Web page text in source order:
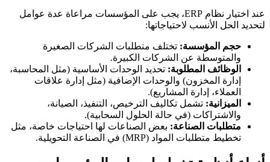
عند اختيار نظام ERP، يجب على المؤسسات مراعاة عدة عوامل
لتحديد الحل الأنسب لاحتياجاتها:
حجم المؤسسة:تختلف متطلبات الشركات الصغيرة
والمتوسطة عن الشركات الكبيرة.
الوظائف المطلوبة:تحديد الوحدات الأساسية (مثل المحاسبة،
إدارة المخزون) والوحدات الإضافية (مثل إدارة علاقات
العملاء، إدارة المشاريع).
الميزانية:تشمل تكاليف الترخيص، التنفيذ، الصيانة،
والاشتراكات (في حالة الحلول السحابية).
متطلبات الصناعة:بعض الصناعات لها احتياجات خاصة، مثل
تخطيط متطلبات المواد (MRP) في الصناعة التحويلية.